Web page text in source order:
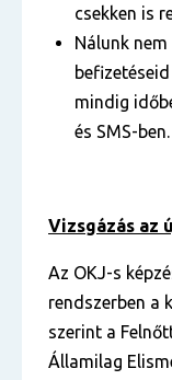
csekken is
Nálunk
mindig
és SMS-ben.
Vizsgázás az
Az OKJ-s
rendszerben a
szerint a
Államilag